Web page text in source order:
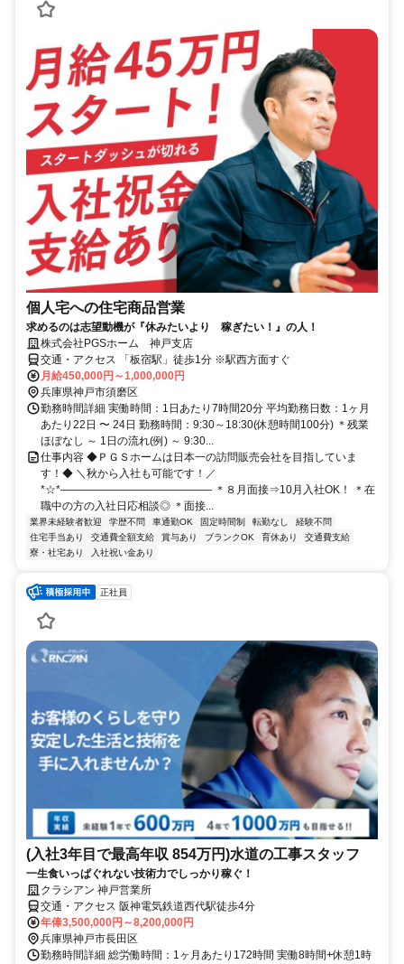
個人宅への住宅商品営業
求めるのは志望動機が『休みたいより 稼ぎたい！』の人！
株式会社PGSホーム 神戸支店
交通・アクセス 「板宿駅」徒歩1分 ※駅西方面すぐ
月給450,000円～1,000,000円
兵庫県神戸市須磨区
勤務時間詳細 実働時間：1日あたり7時間20分 平均勤務日数：1ヶ月
あたり22日 〜 24日 勤務時間：9:30～18:30(休憩時間100分) ＊残業
ほぼなし ～ 1日の流れ(例) ～ 9:30...
仕事内容 ◆ＰＧＳホームは日本一の訪問販売会社を目指していま
す！◆ ＼秋から入社も可能です！／
*☆*―――――――――――――― ＊８月面接⇒10月入社OK！ ＊在
職中の方の入社日応相談◎ ＊面接...
業界未経験者歓迎 学歴不問 車通勤OK 固定時間制 転勤なし
経験不問
住宅手当あり
交通費全額支給 賞与あり ブランクOK 育休あり
交通費支給
寮・社宅あり
入社祝い金あり
正社員
(入社3年目で最高年収 854万円)水道の工事スタッフ
一生食いっぱぐれない技術力でしっかり稼ぐ！
クラシアン 神戸営業所
交通・アクセス 阪神電気鉄道西代駅徒歩4分
年俸3,500,000円～8,200,000円
兵庫県神戸市長田区
勤務時間詳細 総労働時間：1ヶ月あたり172時間 実働8時間+休憩1時